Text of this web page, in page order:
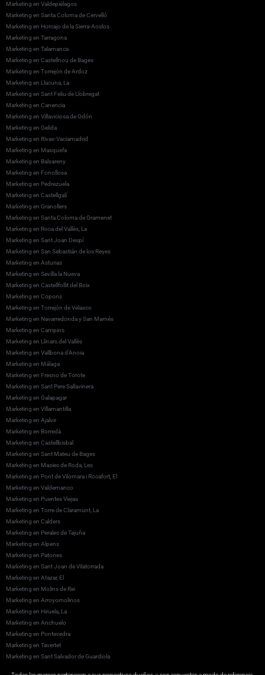
Marketing en Valdepiélagos
Marketing en Santa Coloma de Cervelló
Marketing en Horcajo de la Sierra-Aoslos
Marketing en Tarragona
Marketing en Talamanca
Marketing en Castellnou de Bages
Marketing en Torrejón de Ardoz
Marketing en Llacuna, La
Marketing en Sant Feliu de Llobregat
Marketing en Canencia
Marketing en Villaviciosa de Odón
Marketing en Gelida
Marketing en Rivas-Vaciamadrid
Marketing en Masquefa
Marketing en Balsareny
Marketing en Fonollosa
Marketing en Pedrezuela
Marketing en Castellgalí
Marketing en Granollers
Marketing en Santa Coloma de Gramenet
Marketing en Roca del Vallès, La
Marketing en Sant Joan Despí
Marketing en San Sebastián de los Reyes
Marketing en Asturias
Marketing en Sevilla la Nueva
Marketing en Castellfollit del Boix
Marketing en Copons
Marketing en Torrejón de Velasco
Marketing en Navarredonda y San Mamés
Marketing en Campins
Marketing en Llinars del Vallès
Marketing en Vallbona d’Anoia
Marketing en Málaga
Marketing en Fresno de Torote
Marketing en Sant Pere Sallavinera
Marketing en Galapagar
Marketing en Villamantilla
Marketing en Ajalvir
Marketing en Borredà
Marketing en Castellbisbal
Marketing en Sant Mateu de Bages
Marketing en Masies de Roda, Les
Marketing en Pont de Vilomara i Rocafort, El
Marketing en Valdemanco
Marketing en Puentes Viejas
Marketing en Torre de Claramunt, La
Marketing en Calders
Marketing en Perales de Tajuña
Marketing en Alpens
Marketing en Patones
Marketing en Sant Joan de Vilatorrada
Marketing en Atazar, El
Marketing en Molins de Rei
Marketing en Arroyomolinos
Marketing en Hiruela, La
Marketing en Anchuelo
Marketing en Pontevedra
Marketing en Tavertet
Marketing en Sant Salvador de Guardiola